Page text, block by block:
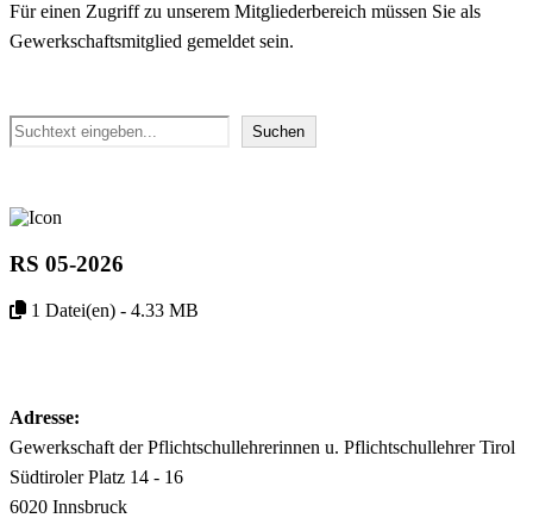
Für einen Zugriff zu unserem Mitgliederbereich müssen Sie als
Gewerkschaftsmitglied gemeldet sein.
Suchen Suchen
RS 05-2026
1 Datei(en) - 4.33 MB
Adresse:
Gewerkschaft der Pflichtschullehrerinnen u. Pflichtschullehrer Tirol
Südtiroler Platz 14 - 16
6020 Innsbruck